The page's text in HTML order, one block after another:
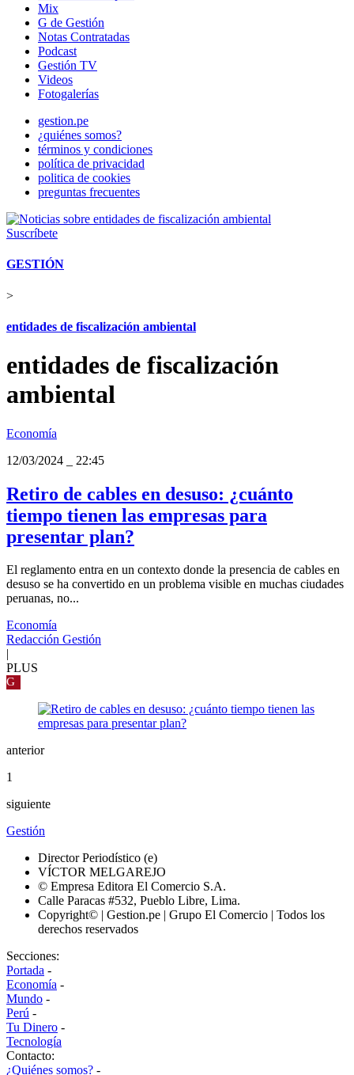
Mix
G de Gestión
Notas Contratadas
Podcast
Gestión TV
Videos
Fotogalerías
gestion.pe
¿quiénes somos?
términos y condiciones
política de privacidad
politica de cookies
preguntas frecuentes
Suscríbete
GESTIÓN
>
entidades de fiscalización ambiental
entidades de fiscalización
ambiental
Economía
12/03/2024
22:45
Retiro de cables en desuso: ¿cuánto
tiempo tienen las empresas para
presentar plan?
El reglamento entra en un contexto donde la presencia de cables en
desuso se ha convertido en un problema visible en muchas ciudades
peruanas, no...
Economía
Redacción Gestión
PLUS
G
anterior
1
siguiente
Gestión
Director Periodístico (e)
VÍCTOR MELGAREJO
© Empresa Editora El Comercio S.A.
Calle Paracas #532, Pueblo Libre, Lima.
Copyright© | Gestion.pe | Grupo El Comercio | Todos los
derechos reservados
Secciones:
Portada -
Economía -
Mundo -
Perú -
Tu Dinero -
Tecnología
Contacto:
¿Quiénes somos? -